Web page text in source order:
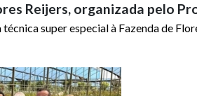
Reijers, organizada pelo
super especial à Fazenda de